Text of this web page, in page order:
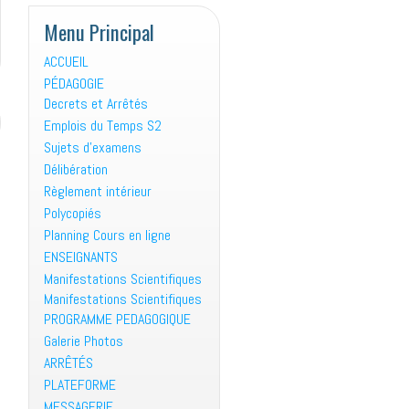
Menu Principal
ACCUEIL
PÉDAGOGIE
Decrets et Arrêtés
Emplois du Temps S2
Sujets d’examens
Délibération
Règlement intérieur
Polycopiés
Planning Cours en ligne
ENSEIGNANTS
Manifestations Scientifiques
Manifestations Scientifiques
PROGRAMME PEDAGOGIQUE
Galerie Photos
ARRÊTÉS
PLATEFORME